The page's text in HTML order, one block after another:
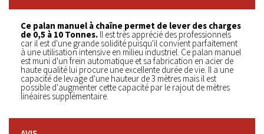
Ce palan manuel à chaîne permet de lever des charges
de 0,5 à 10 Tonnes. Il est très apprécié des professionnels
car il est d'une grande solidité puisqu'il convient parfaitement
à une utilisation intensive en milieu industriel. Ce palan manuel
est muni d'un frein automatique et sa fabrication en acier de
haute qualité lui procure une excellente durée de vie. Il a une
capacité de levage d'une hauteur de 3 mètres mais il est
possible d'augmenter cette capacité par le rajout de mètres
linéaires supplémentaire.